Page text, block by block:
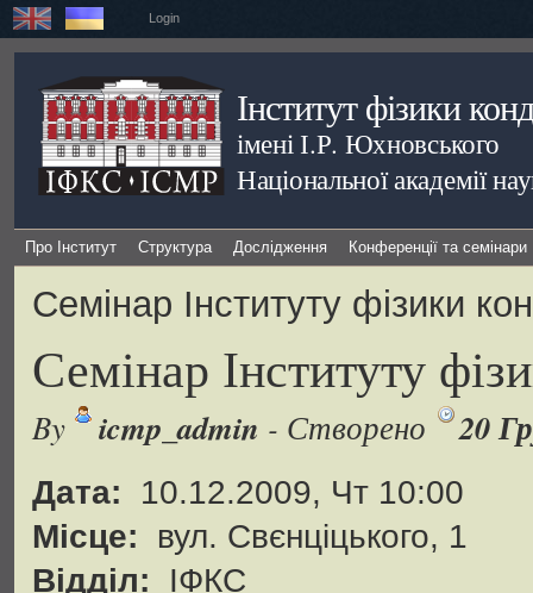
Login
Інститут фізики
імені І.Р. Юхновського
Національної академії
Про Інститут Структура Дослідження Конференції та семінари
Семінар Інституту фізики
Семінар Інституту
By icmp_admin - Створено 20
Дата:
10.12.2009, Чт 10:00
Місце:
вул. Свєнціцького, 1
Відділ:
ІФКС